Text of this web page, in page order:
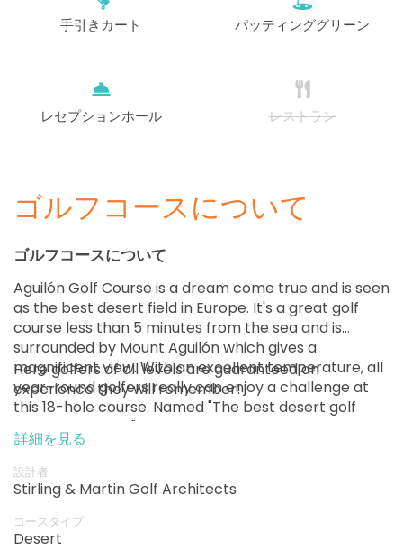
手引きカート パッティンググリーン
レセプションホール レストラン
ゴルフコースについて
ゴルフコースについて
Aguilón Golf Course is a dream come true and is seen
as the best desert field in Europe. It's a great golf
course less than 5 minutes from the sea and is
surrounded by Mount Aguilón which gives a
magnificent view. With an excellent temperature, all
year-round golfers really can enjoy a challenge at
this 18-hole course. Named "The best desert golf
course in Europe" by various specialized media.
Here golfers of all levels are guaranteed an
experience they will remember!
詳細を見る
設計者
Stirling & Martin Golf Architects
コースタイプ
Desert